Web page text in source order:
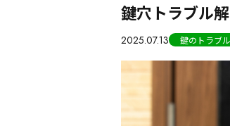
鍵穴トラブル
2025.07.13 鍵のトラブル